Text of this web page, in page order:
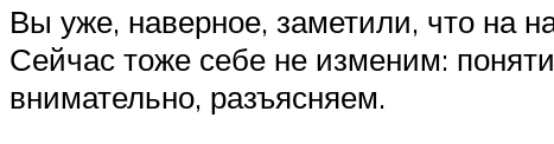
Вы уже, наверное, заметили, что на
Сейчас тоже себе не изменим:
внимательно, разъясняем.